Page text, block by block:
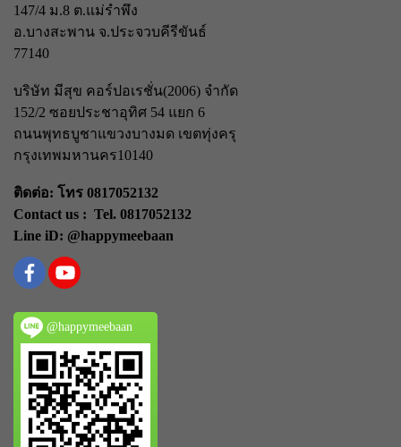
147/4 ม.8 ต.แม่รำพึง
อ.บางสะพาน จ.ประจวบคีรีขันธ์
77140
บริษัท มีสุข คอร์ปอเรชั่น(2006) จำกัด
152/2 ซอยประชาอุทิศ 54 แยก 6
ถนนพุทธบูชาแขวงบางมด เขตทุ่งครุ
กรุงเทพมหานคร10140
ติดต่อ: โทร 0817052132
Contact us : Tel. 0817052132
Line iD: @happymeebaan
@happymeebaan